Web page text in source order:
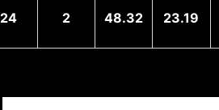
24 2 48.32 23.19